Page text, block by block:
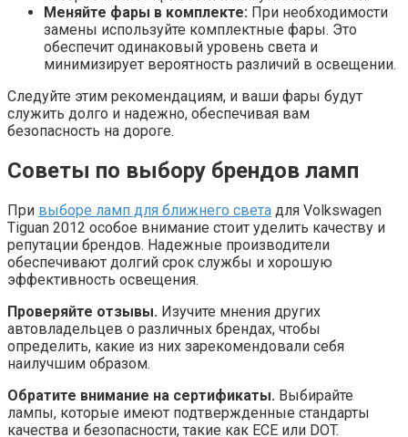
Меняйте фары в комплекте: При необходимости
замены используйте комплектные фары. Это
обеспечит одинаковый уровень света и
минимизирует вероятность различий в освещении.
Следуйте этим рекомендациям, и ваши фары будут
служить долго и надежно, обеспечивая вам
безопасность на дороге.
Советы по выбору брендов ламп
При выборе ламп для ближнего света для Volkswagen
Tiguan 2012 особое внимание стоит уделить качеству и
репутации брендов. Надежные производители
обеспечивают долгий срок службы и хорошую
эффективность освещения.
Проверяйте отзывы. Изучите мнения других
автовладельцев о различных брендах, чтобы
определить, какие из них зарекомендовали себя
наилучшим образом.
Обратите внимание на сертификаты. Выбирайте
лампы, которые имеют подтвержденные стандарты
качества и безопасности, такие как ECE или DOT.